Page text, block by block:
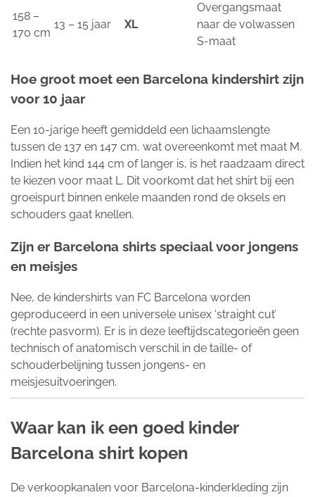
158 –
170 cm
13 – 15 jaar XL
Overgangsmaat
naar de volwassen
S-maat
Hoe groot moet een Barcelona kindershirt zijn
voor 10 jaar
Een 10-jarige heeft gemiddeld een lichaamslengte
tussen de 137 en 147 cm, wat overeenkomt met maat M.
Indien het kind 144 cm of langer is, is het raadzaam direct
te kiezen voor maat L. Dit voorkomt dat het shirt bij een
groeispurt binnen enkele maanden rond de oksels en
schouders gaat knellen.
Zijn er Barcelona shirts speciaal voor jongens
en meisjes
Nee, de kindershirts van FC Barcelona worden
geproduceerd in een universele unisex ‘straight cut’
(rechte pasvorm). Er is in deze leeftijdscategorieën geen
technisch of anatomisch verschil in de taille- of
schouderbelijning tussen jongens- en
meisjesuitvoeringen.
Waar kan ik een goed kinder
Barcelona shirt kopen
De verkoopkanalen voor Barcelona-kinderkleding zijn